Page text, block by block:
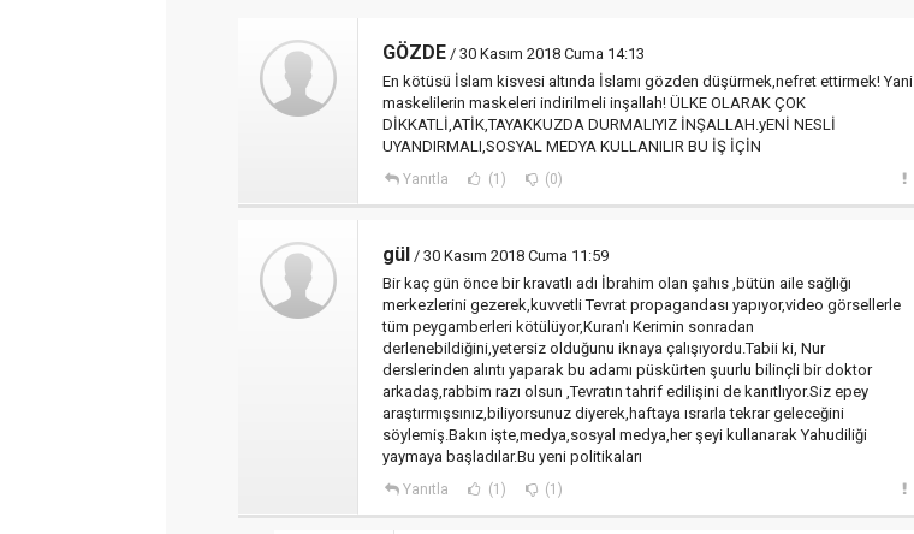
GÖZDE / 30 Kasım 2018 Cuma 14:13
En kötüsü İslam kisvesi altında İslamı gözden düşürmek,nefret ettirmek! Yani
maskelilerin maskeleri indirilmeli inşallah! ÜLKE OLARAK ÇOK
DİKKATLİ,ATİK,TAYAKKUZDA DURMALIYIZ İNŞALLAH.yENİ NESLİ
UYANDIRMALI,SOSYAL MEDYA KULLANILIR BU İŞ İÇİN
Yanıtla (1) (0)
gül / 30 Kasım 2018 Cuma 11:59
Bir kaç gün önce bir kravatlı adı İbrahim olan şahıs ,bütün aile sağlığı
merkezlerini gezerek,kuvvetli Tevrat propagandası yapıyor,video görsellerle
tüm peygamberleri kötülüyor,Kuran'ı Kerimin sonradan
derlenebildiğini,yetersiz olduğunu iknaya çalışıyordu.Tabii ki, Nur
derslerinden alıntı yaparak bu adamı püskürten şuurlu bilinçli bir doktor
arkadaş,rabbim razı olsun ,Tevratın tahrif edilişini de kanıtlıyor.Siz epey
araştırmışsınız,biliyorsunuz diyerek,haftaya ısrarla tekrar geleceğini
söylemiş.Bakın işte,medya,sosyal medya,her şeyi kullanarak Yahudiliği
yaymaya başladılar.Bu yeni politikaları
Yanıtla (1) (1)